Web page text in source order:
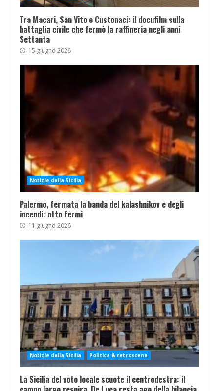
Tra Macari, San Vito e Custonaci: il docufilm sulla
battaglia civile che fermò la raffineria negli anni
Settanta
15 giugno 2026
Notizie dalla Sicilia
Palermo, fermata la banda del kalashnikov e degli
incendi: otto fermi
11 giugno 2026
Notizie dalla Sicilia Politica & retroscena
La Sicilia del voto locale scuote il centrodestra: il